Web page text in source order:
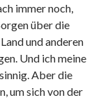
immer noch,
über die
und anderen
Und ich meine
Aber die
um sich von der